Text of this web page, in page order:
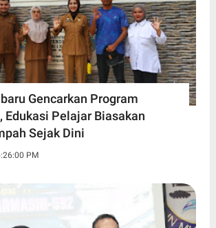
Gencarkan Program
Edukasi Pelajar Biasakan
Sejak Dini
PM